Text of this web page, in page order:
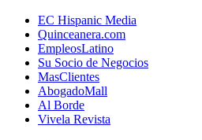
EC Hispanic Media
Quinceanera.com
EmpleosLatino
Su Socio de Negocios
MasClientes
AbogadoMall
Al Borde
Vivela Revista